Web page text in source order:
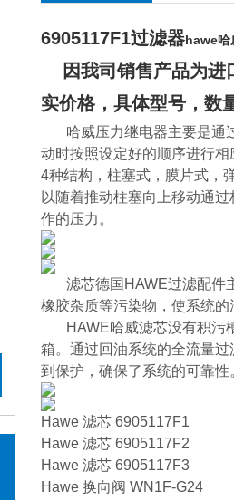
6905117F1过滤器hawe哈
因我司销售产品为进
实价格，具体型号，数
哈威压力继电器主要是通
动时按照设定好的顺序进行
4种结构，柱塞式，膜片式，
以随着推动柱塞向上移动通
作的压力。
滤芯德国HAWE过滤配件
橡胶杂质等污染物，使系统的
HAWE哈威滤芯没有积污槽
箱。通过回油系统的全流量
到保护，确保了系统的可靠性
Hawe 滤芯 6905117F1
Hawe 滤芯 6905117F2
Hawe 滤芯 6905117F3
Hawe 换向阀 WN1F-G24